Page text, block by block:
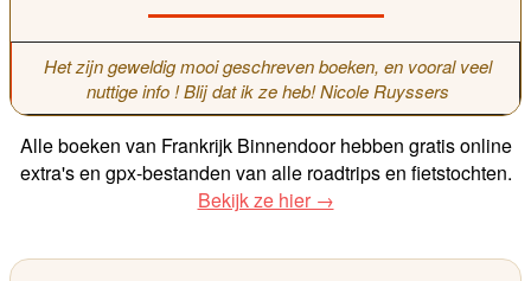
Het zijn geweldig mooi geschreven boeken, en vooral veel
nuttige info ! Blij dat ik ze heb! Nicole Ruyssers
Alle boeken van Frankrijk Binnendoor hebben gratis online
extra's en gpx-bestanden van alle roadtrips en fietstochten.
Bekijk ze hier →